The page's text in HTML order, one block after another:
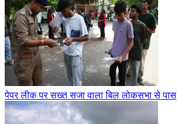
पेपर लीक पर सख्त सजा वाला बिल लोकसभा से पास